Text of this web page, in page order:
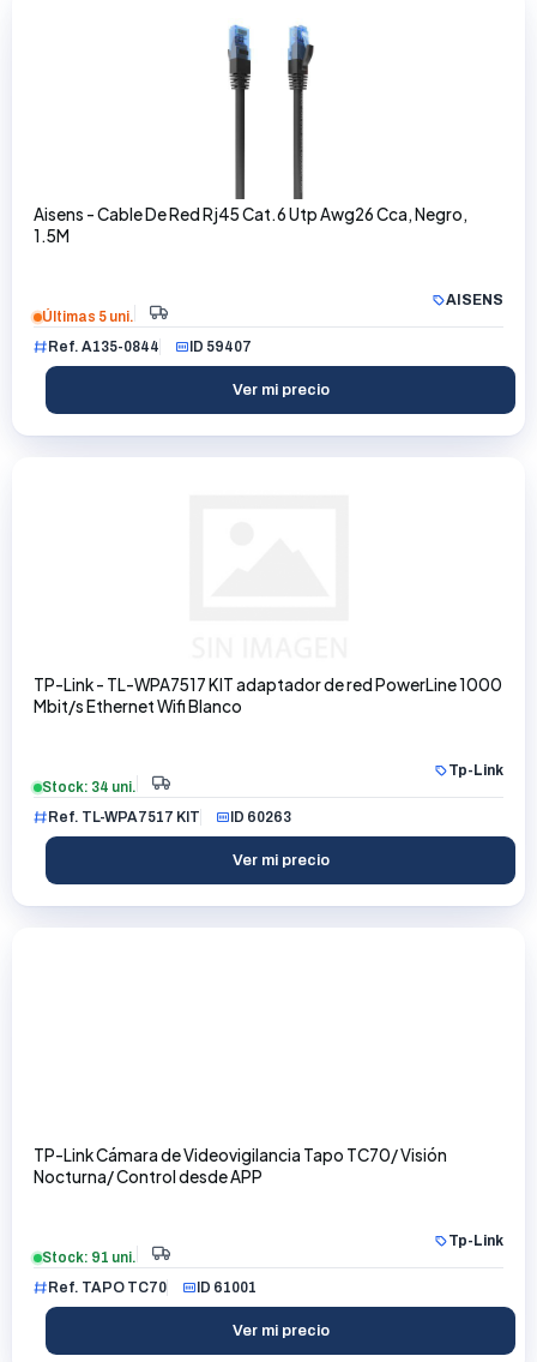
Aisens - Cable De Red Rj45 Cat.6 Utp Awg26 Cca, Negro,
1.5M
AISENS
Últimas 5 uni.
Ref. A135-0844
ID 59407
Ver mi precio
TP-Link - TL-WPA7517 KIT adaptador de red PowerLine 1000
Mbit/s Ethernet Wifi Blanco
Tp-Link
Stock: 34 uni.
Ref. TL-WPA7517 KIT
ID 60263
Ver mi precio
TP-Link Cámara de Videovigilancia Tapo TC70/ Visión
Nocturna/ Control desde APP
Tp-Link
Stock: 91 uni.
Ref. TAPO TC70
ID 61001
Ver mi precio